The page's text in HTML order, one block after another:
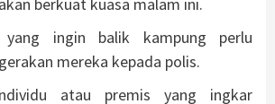
berkuat kuasa malam ini.
yang ingin balik kampung perlu
mereka kepada polis.
atau premis yang ingkar